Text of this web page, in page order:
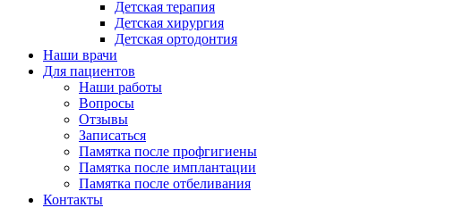
Детская терапия
Детская хирургия
Детская ортодонтия
Наши врачи
Для пациентов
Наши работы
Вопросы
Отзывы
Записаться
Памятка после профгигиены
Памятка после имплантации
Памятка после отбеливания
Контакты